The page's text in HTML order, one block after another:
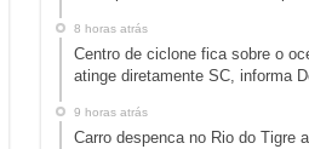
8 horas atrás
Centro de ciclone fica sobre o
atinge diretamente SC, informa
9 horas atrás
Carro despenca no Rio do Tigre